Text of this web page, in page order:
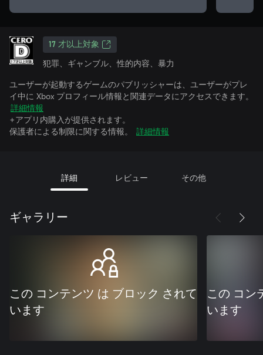
17 才以上対象
犯罪、ギャンブル、性的内容、暴力
ユーザーが起動するゲームのパブリッシャーは、ユーザーがプレ
イ中に Xbox プロフィール情報と関連データにアクセスできます。
詳細情報
+アプリ内購入が提供されます。
保護者による制限に関する情報。
詳細情報
詳細 レビュー その他
ギャラリー
この コンテンツ は ブロック されて
います
この コン
います